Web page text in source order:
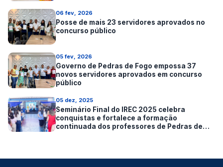
06 fev, 2026
Posse de mais 23 servidores aprovados no
concurso público
05 fev, 2026
Governo de Pedras de Fogo empossa 37
novos servidores aprovados em concurso
público
05 dez, 2025
Seminário Final do IREC 2025 celebra
conquistas e fortalece a formação
continuada dos professores de Pedras de